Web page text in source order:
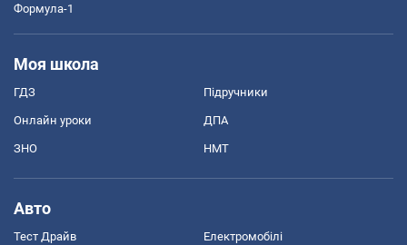
Формула-1
Моя школа
ГДЗ Підручники
Онлайн уроки ДПА
ЗНО НМТ
Авто
Тест Драйв Електромобілі